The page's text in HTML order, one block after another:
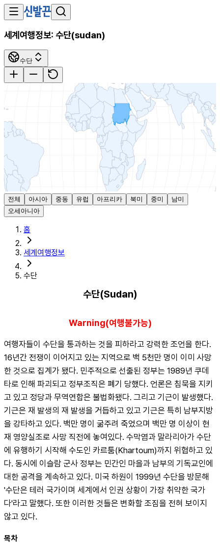
세계여행정보: 수단(sudan)
수단
전체 아시아 중동 유럽 아프리카 북미 중미
남미
오세아니아
홈
세계여행정보
수단
수단(Sudan)
Warning(여행불가능)
여행자들이 수단을 통과하는 것을 피하라고 강력한 조언을 한다.
16년간 전쟁이 이어지고 있는 지역으로 백 5천만 명이 이미 사망
한 것으로 집계가 됐다. 민주적으로 선출된 정부는 1989년 쿠데
타로 인해 파괴되고 정부조직은 폐기 당했다. 언론은 침묵을 지키
고 있고 정당과 무역연합은 불법화됐다. 그리고 기근이 발생했다.
기근은 재 발생의 재 발생을 거듭하고 있고 기근은 특히 남부지방
을 강타하고 있다. 백만 명이 굶주려 죽었으며 백만 명 이상이 현
재 영양실조로 사망 직전에 놓여있다. 수막염과 말라리아가 수단
에 유행하기 시작해 수도인 카르툼(Khartoum)까지 위협하고 있
다. 동시에 이슬람 군사 정부는 민간인 마을과 남부의 기독교인에
대한 공격을 계속하고 있다. 미국 하원이 1999년 수단을 방문해
'수단은 테러 국가이며 세계에서 인권 상황이 가장 취약한 국가
다'라고 말했다. 또한 이러한 것들은 변화할 조짐을 전혀 보이지
않고 있다.
목차